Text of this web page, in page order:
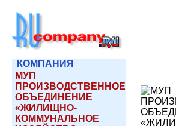
КОМПАНИЯ
МУП
ПРОИЗВОДСТВЕННОЕ
ОБЪЕДИНЕНИЕ
«ЖИЛИЩНО-
КОММУНАЛЬНОЕ